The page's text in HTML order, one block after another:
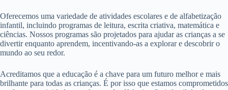
Oferecemos uma variedade de atividades escolares e de alfabetização
infantil, incluindo programas de leitura, escrita criativa, matemática e
ciências. Nossos programas são projetados para ajudar as crianças a se
divertir enquanto aprendem, incentivando-as a explorar e descobrir o
mundo ao seu redor.
Acreditamos que a educação é a chave para um futuro melhor e mais
brilhante para todas as crianças. É por isso que estamos comprometidos